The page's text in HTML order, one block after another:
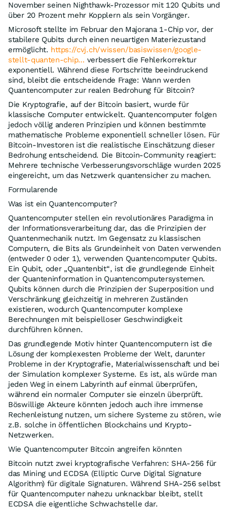
November seinen Nighthawk-Prozessor mit 120 Qubits und
über 20 Prozent mehr Kopplern als sein Vorgänger.
Microsoft stellte im Februar den Majorana 1-Chip vor, der
stabilere Qubits durch einen neuartigen Materiezustand
ermöglicht. https://cvj.ch/wissen/basiswissen/google-
stellt-quanten-chip… verbessert die Fehlerkorrektur
exponentiell. Während diese Fortschritte beeindruckend
sind, bleibt die entscheidende Frage: Wann werden
Quantencomputer zur realen Bedrohung für Bitcoin?
Die Kryptografie, auf der Bitcoin basiert, wurde für
klassische Computer entwickelt. Quantencomputer folgen
jedoch völlig anderen Prinzipien und können bestimmte
mathematische Probleme exponentiell schneller lösen. Für
Bitcoin-Investoren ist die realistische Einschätzung dieser
Bedrohung entscheidend. Die Bitcoin-Community reagiert:
Mehrere technische Verbesserungsvorschläge wurden 2025
eingereicht, um das Netzwerk quantensicher zu machen.
Formularende
Was ist ein Quantencomputer?
Quantencomputer stellen ein revolutionäres Paradigma in
der Informationsverarbeitung dar, das die Prinzipien der
Quantenmechanik nutzt. Im Gegensatz zu klassischen
Computern, die Bits als Grundeinheit von Daten verwenden
(entweder 0 oder 1), verwenden Quantencomputer Qubits.
Ein Qubit, oder „Quantenbit“, ist die grundlegende Einheit
der Quanteninformation in Quantencomputersystemen.
Qubits können durch die Prinzipien der Superposition und
Verschränkung gleichzeitig in mehreren Zuständen
existieren, wodurch Quantencomputer komplexe
Berechnungen mit beispielloser Geschwindigkeit
durchführen können.
Das grundlegende Motiv hinter Quantencomputern ist die
Lösung der komplexesten Probleme der Welt, darunter
Probleme in der Kryptografie, Materialwissenschaft und bei
der Simulation komplexer Systeme. Es ist, als würde man
jeden Weg in einem Labyrinth auf einmal überprüfen,
während ein normaler Computer sie einzeln überprüft.
Böswillige Akteure könnten jedoch auch ihre immense
Rechenleistung nutzen, um sichere Systeme zu stören, wie
z.B. solche in öffentlichen Blockchains und Krypto-
Netzwerken.
Wie Quantencomputer Bitcoin angreifen könnten
Bitcoin nutzt zwei kryptografische Verfahren: SHA-256 für
das Mining und ECDSA (Elliptic Curve Digital Signature
Algorithm) für digitale Signaturen. Während SHA-256 selbst
für Quantencomputer nahezu unknackbar bleibt, stellt
ECDSA die eigentliche Schwachstelle dar.